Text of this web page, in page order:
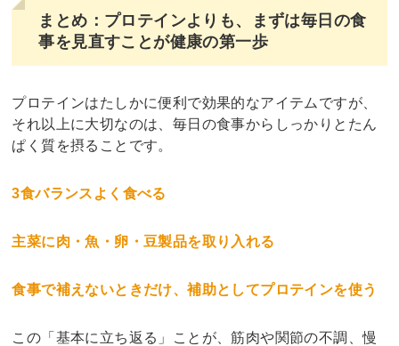
まとめ：プロテインよりも、まずは毎日の食
事を見直すことが健康の第一歩
プロテインはたしかに便利で効果的なアイテムですが、
それ以上に大切なのは、毎日の食事からしっかりとたん
ぱく質を摂ることです。
3食バランスよく食べる
主菜に肉・魚・卵・豆製品を取り入れる
食事で補えないときだけ、補助としてプロテインを使う
この「基本に立ち返る」ことが、筋肉や関節の不調、慢